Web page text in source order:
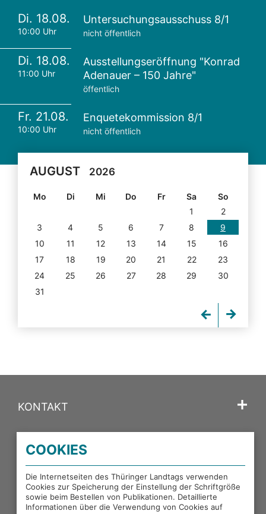
Di. 18.08.
10:00 Uhr
Untersuchungsausschuss 8/1
nicht öffentlich
Di. 18.08.
11:00 Uhr
Ausstellungseröffnung "Konrad
Adenauer – 150 Jahre"
öffentlich
Fr. 21.08.
10:00 Uhr
Enquetekommission 8/1
nicht öffentlich
AUGUST 2026
Mo Di Mi Do Fr Sa
So
1
2
3
4 5 6 7 8
9
10
11 12 13 14 15
16
17
18 19 20 21 22
23
24
25 26 27 28 29
30
31
KONTAKT
PORTALE DES THÜRINGER LANDTAGS
EXTERNE LINKS
COOKIES
Die Internetseiten des Thüringer Landtags verwenden
Cookies zur Speicherung der Einstellung der Schriftgröße
sowie beim Bestellen von Publikationen. Detaillierte
Informationen über die Verwendung von Cookies auf